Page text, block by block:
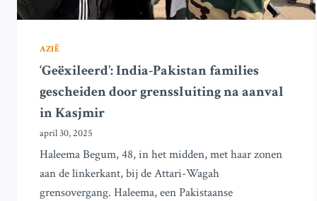
AZIË
‘Geëxileerd’: India-Pakistan families
gescheiden door grenssluiting na aanval
in Kasjmir
april 30, 2025
Haleema Begum, 48, in het midden, met haar zonen
aan de linkerkant, bij de Attari-Wagah
grensovergang. Haleema, een Pakistaanse